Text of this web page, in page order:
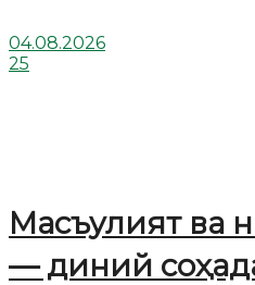
04.08.2026
25
Масъулият ва
— диний